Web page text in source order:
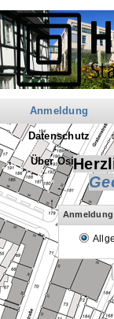
Anmeldung
Datenschutz
Über Osiris
Anmeldung